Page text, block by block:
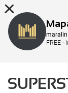
FREE -